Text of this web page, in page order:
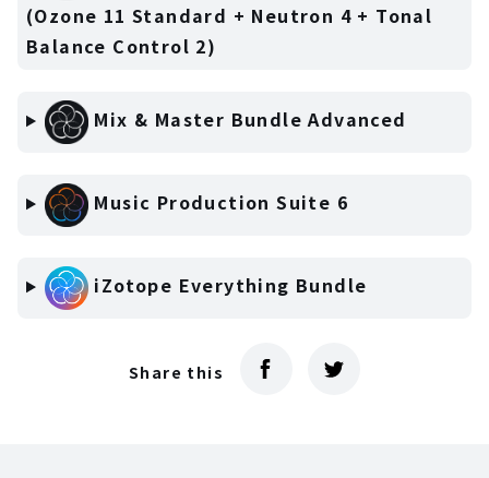
(Ozone 11 Standard + Neutron 4 + Tonal
Balance Control 2)
Mix & Master Bundle Advanced
Music Production Suite 6
iZotope Everything Bundle
Share this